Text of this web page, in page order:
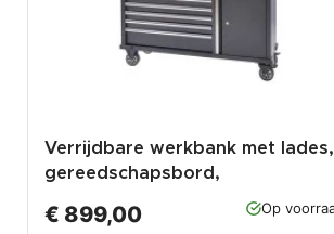
Verrijdbare werkbank met lades,
gereedschapsbord,
gereedschapskast en houten
werkblad.
€ 899,00 Op